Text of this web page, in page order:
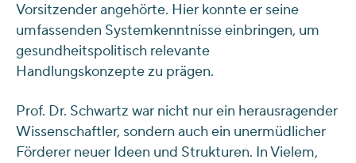
Vorsitzender angehörte. Hier konnte er seine
umfassenden Systemkenntnisse einbringen, um
gesundheitspolitisch relevante
Handlungskonzepte zu prägen.
Prof. Dr. Schwartz war nicht nur ein herausragender
Wissenschaftler, sondern auch ein unermüdlicher
Förderer neuer Ideen und Strukturen. In Vielem,